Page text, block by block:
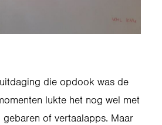
die opdook was de
lukte het nog wel met
gebaren of vertaalapps. Maar